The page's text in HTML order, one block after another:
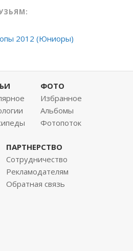
2012 (Юниоры)
ФОТО
Избранное
Альбомы
Фотопоток
ПАРТНЕРСТВО
Сотрудничество
Рекламодателям
Обратная связь